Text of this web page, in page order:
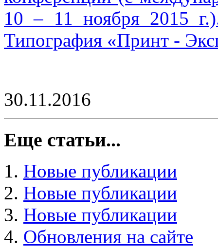
10 – 11 ноября 2015
Типография «Принт -
30.11.2016
Еще статьи...
Новые публикации
Новые публикации
Новые публикации
Обновления на сайте